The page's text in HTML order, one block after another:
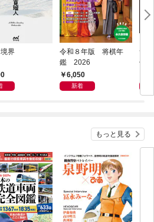
界
令和８年版 将棋年
鑑 2026
6,050
新着
つ
像
もっと見る